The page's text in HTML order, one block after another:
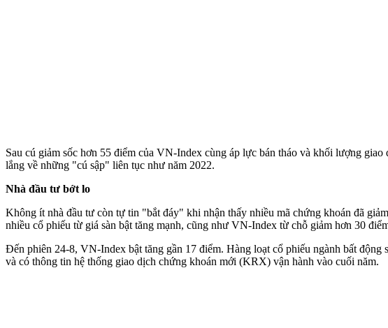
Sau cú giảm sốc hơn 55 điểm của VN-Index cùng áp lực bán tháo và khối lượng
lắng về những "cú sập" liên tục như năm 2022.
Nhà đầu tư bớt lo
Không ít nhà đầu tư còn tự tin "bắt đáy" khi nhận thấy nhiều mã chứng khoán đã
nhiều cổ phiếu từ giá sàn bật tăng mạnh, cũng như VN-Index từ chỗ giảm hơn 30
Đến phiên 24-8, VN-Index bật tăng gần 17 điểm. Hàng loạt cổ phiếu ngành bất
và có thông tin hệ thống giao dịch chứng khoán mới (KRX) vận hành vào cuối năm.